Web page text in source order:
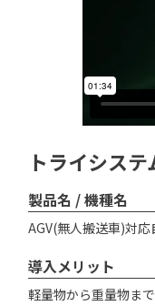
トライシス
製品名 / 機種名
AGV(無人搬送車)対
導入メリット
軽量物から重量物ま